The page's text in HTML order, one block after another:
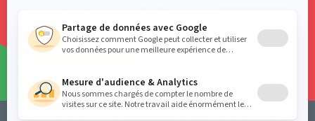
S'ABONNER